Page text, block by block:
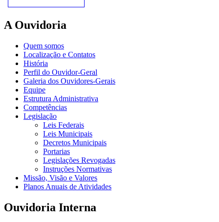
A Ouvidoria
Quem somos
Localização e Contatos
História
Perfil do Ouvidor-Geral
Galeria dos Ouvidores-Gerais
Equipe
Estrutura Administrativa
Competências
Legislação
Leis Federais
Leis Municipais
Decretos Municipais
Portarias
Legislações Revogadas
Instruções Normativas
Missão, Visão e Valores
Planos Anuais de Atividades
Ouvidoria Interna